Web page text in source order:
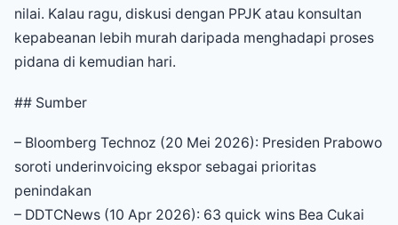
nilai. Kalau ragu, diskusi dengan PPJK atau konsultan
kepabeanan lebih murah daripada menghadapi proses
pidana di kemudian hari.
## Sumber
– Bloomberg Technoz (20 Mei 2026): Presiden Prabowo
soroti underinvoicing ekspor sebagai prioritas
penindakan
– DDTCNews (10 Apr 2026): 63 quick wins Bea Cukai